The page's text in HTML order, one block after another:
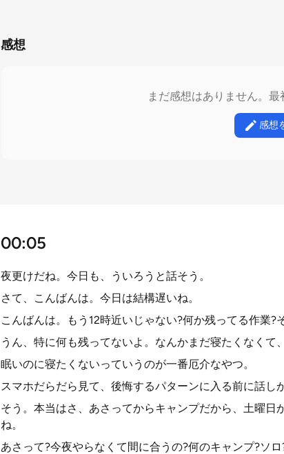
感想
まだ感想はありません。最
感想
00:05
夜更けだね。今日も、ういろうと話そう。
さて、こんばんは。今日は結構遅いね。
こんばんは。もう12時近いじゃない?何か残ってる作業?
うん、特に何も残ってないよ。なんかまだ寝たくなくて
眠いのに寝たくないっていうのが一番厄介なやつ。
スマホだらだら見て、後悔するパターンに入る前に話し
そう。本当はさ、あさってからキャンプだから、土曜
ね。
あさって?今夜やらなくて間に合うの?何のキャンプ?ソ